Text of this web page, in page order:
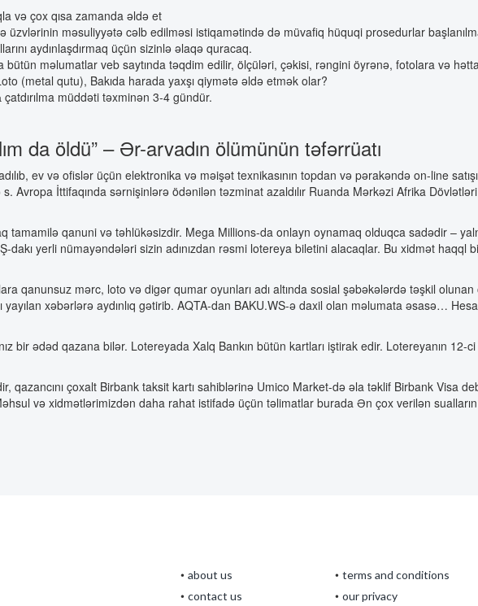
və çox qısa zamanda əldə et
üzvlərinin məsuliyyətə cəlb edilməsi istiqamətində də müvafiq hüquqi prosedurlar
aydınlaşdırmaq üçün sizinlə əlaqə quracaq.
bütün məlumatlar veb saytında təqdim edilir, ölçüləri, çəkisi, rəngini öyrənə, fotolara və
(metal qutu), Bakıda harada yaxşı qiymətə əldə etmək olar?
müddəti təxminən 3-4 gündür.
da öldü” – Ər-arvadın ölümünün təfərrüatı
ev və ofislər üçün elektronika və məişət texnikasının topdan və pərakəndə on-line
İttifaqında sərnişinlərə ödənilən təzminat azaldılır Ruanda Mərkəzi Afrika Dövlətləri
tamamilə qanuni və təhlükəsizdir. Mega Millions-da onlayn oynamaq olduqca sadədir –
dakı yerli nümayəndələri sizin adınızdan rəsmi lotereya biletini alacaqlar. Bu xidmət
qanunsuz mərc, loto və digər qumar oyunları adı altında sosial şəbəkələrdə təşkil
yayılan xəbərlərə aydınlıq gətirib. AQTA-dan BAKU.WS-ə daxil olan məlumata əsasə…
bir ədəd qazana bilər. Lotereyada Xalq Bankın bütün kartları iştirak edir. Lotereyanın
qazancını çoxalt Birbank taksit kartı sahiblərinə Umico Market-də əla təklif Birbank Visa
və xidmətlərimizdən daha rahat istifadə üçün təlimatlar burada Ən çox verilən
about us
contact us
terms and conditions
our privacy